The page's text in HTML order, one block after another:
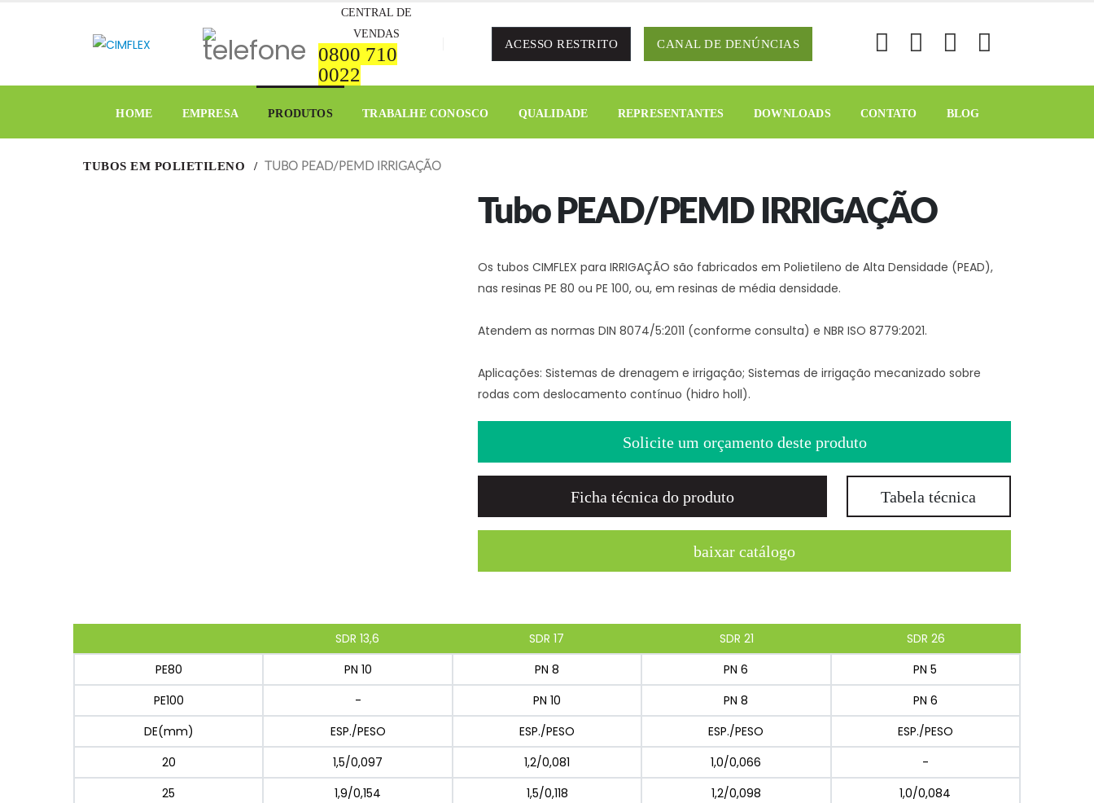
CENTRAL DE
VENDAS
0800 710
0022
ACESSO RESTRITO CANAL DE DENÚNCIAS
HOME EMPRESA PRODUTOS TRABALHE CONOSCO QUALIDADE REPRESENTANTES DOWNLOADS CONTATO BLOG
TUBOS EM POLIETILENO TUBO PEAD/PEMD IRRIGAÇÃO
Tubo PEAD/PEMD IRRIGAÇÃO
Os tubos CIMFLEX para IRRIGAÇÃO são fabricados em Polietileno de Alta Densidade (PEAD),
nas resinas PE 80 ou PE 100, ou, em resinas de média densidade.
Atendem as normas DIN 8074/5:2011 (conforme consulta) e NBR ISO 8779:2021.
Aplicações: Sistemas de drenagem e irrigação; Sistemas de irrigação mecanizado sobre
rodas com deslocamento contínuo (hidro holl).
Solicite um orçamento deste produto
Ficha técnica do produto Tabela técnica
baixar catálogo
SDR 13,6 SDR 17 SDR 21
SDR 26
PE80
PE100
DE(mm)
20
25
PN 10
-
ESP./PESO
1,5/0,097
1,9/0,154
PN 8
PN 10
ESP./PESO
1,2/0,081
1,5/0,118
PN 6
PN 8
ESP./PESO
1,0/0,066
1,2/0,098
PN 5
PN 6
ESP./PESO
-
1,0/0,084